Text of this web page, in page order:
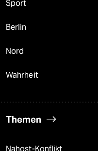
Sport
Berlin
Nord
Wahrheit
Themen
Nahost-Konflikt